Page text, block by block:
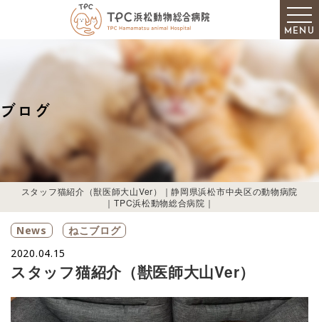
ブログ
スタッフ猫紹介（獣医師大山Ver）｜静岡県浜松市中央区の動物病院
｜TPC浜松動物総合病院｜
MENU
News
ねこブログ
2020.04.15
スタッフ猫紹介（獣医師大山Ver）